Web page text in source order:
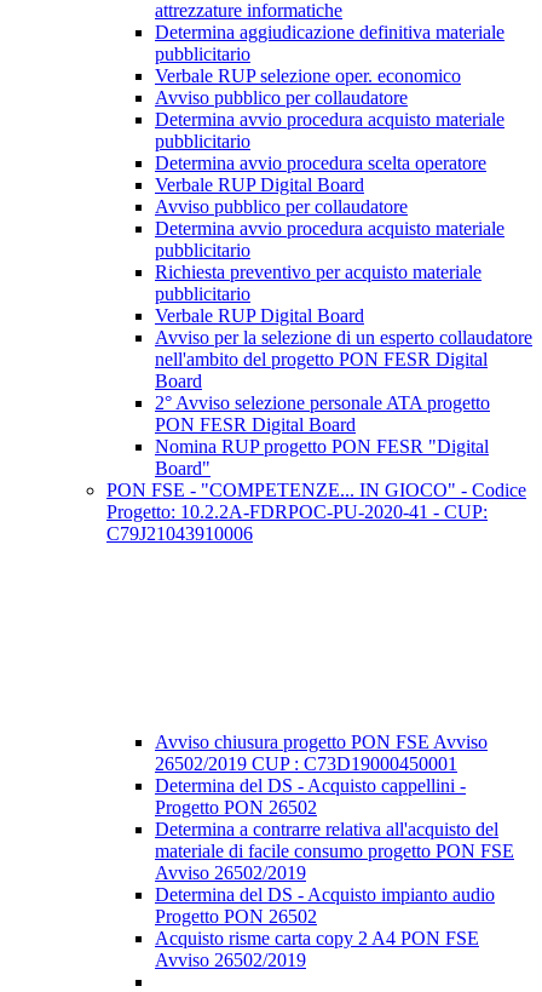
attrezzature informatiche
Determina aggiudicazione definitiva materiale
pubblicitario
Verbale RUP selezione oper. economico
Avviso pubblico per collaudatore
Determina avvio procedura acquisto materiale
pubblicitario
Determina avvio procedura scelta operatore
Verbale RUP Digital Board
Avviso pubblico per collaudatore
Determina avvio procedura acquisto materiale
pubblicitario
Richiesta preventivo per acquisto materiale
pubblicitario
Verbale RUP Digital Board
Avviso per la selezione di un esperto collaudatore
nell'ambito del progetto PON FESR Digital
Board
2° Avviso selezione personale ATA progetto
PON FESR Digital Board
Nomina RUP progetto PON FESR "Digital
Board"
PON FSE - "COMPETENZE... IN GIOCO" - Codice
Progetto: 10.2.2A-FDRPOC-PU-2020-41 - CUP:
C79J21043910006
Avviso chiusura progetto PON FSE Avviso
26502/2019 CUP : C73D19000450001
Determina del DS - Acquisto cappellini -
Progetto PON 26502
Determina a contrarre relativa all'acquisto del
materiale di facile consumo progetto PON FSE
Avviso 26502/2019
Determina del DS - Acquisto impianto audio
Progetto PON 26502
Acquisto risme carta copy 2 A4 PON FSE
Avviso 26502/2019